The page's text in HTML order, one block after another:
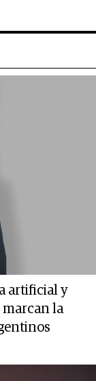
artificial y
marcan la